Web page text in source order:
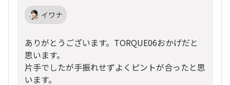
イワナ
ありがとうございます。TORQUE06おかげだと
思います。
片手でしたが手振れせずよくピントが合ったと思
います。